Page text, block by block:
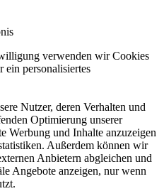
verwenden wir Cookies
ein personalisiertes
Nutzer, deren Verhalten und
Optimierung unserer
Werbung und Inhalte anzuzeigen
Außerdem können wir
Anbietern abgleichen und
Angebote anzeigen, nur wenn